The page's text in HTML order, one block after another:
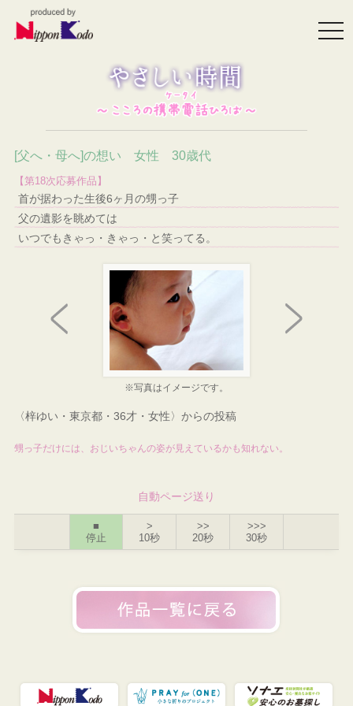
[父へ・母へ]の想い 女性 30歳代
【第18次応募作品】
首が据わった生後6ヶ月の甥っ子
父の遺影を眺めては
いつでもきゃっ・きゃっ・と笑ってる。
※写真はイメージです。
〈梓ゆい・東京都・36才・女性〉からの投稿
甥っ子だけには、おじいちゃんの姿が見えているかも知れない。
自動ページ送り
■
停止
>
10秒
>>
20秒
>>>
30秒